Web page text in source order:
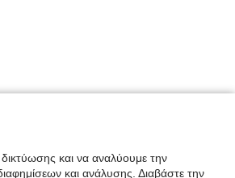
και να αναλύουμε την
και ανάλυσης. Διαβάστε την